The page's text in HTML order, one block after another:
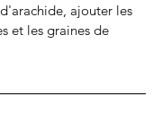
ajouter les
et les graines de